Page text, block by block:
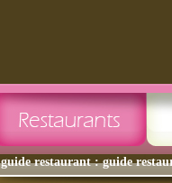
guide restaurant : guide